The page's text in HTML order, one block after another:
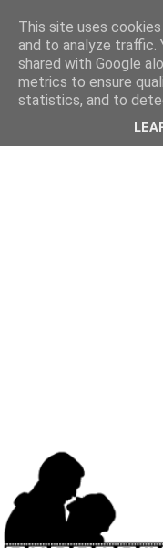
This site uses
and to analyze traffic.
shared with Google
metrics to ensure
statistics, and to